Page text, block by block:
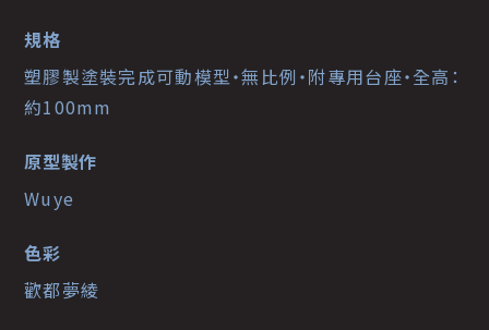
規格
塑膠製塗裝完成可動模型・無比例・附專用台座・全高：
約100mm
原型製作
Wuye
色彩
歡都夢綾